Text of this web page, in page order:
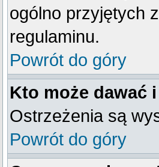
ogólno przyjętych
regulaminu.
Powrót do góry
Kto może dawać
Ostrzeżenia są
Powrót do góry